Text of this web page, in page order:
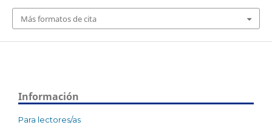
Más formatos de cita
Información
Para lectores/as